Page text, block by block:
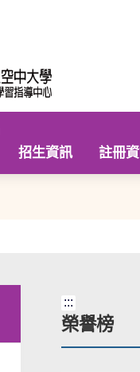
招生資訊 註冊
:::
榮譽榜